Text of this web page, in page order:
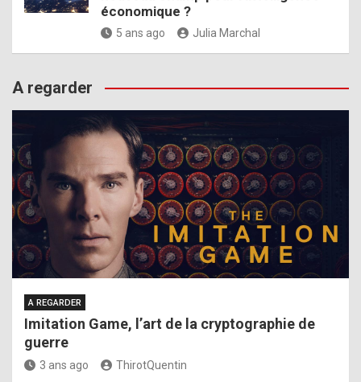
économique ?
5 ans ago Julia Marchal
A regarder
A REGARDER
Imitation Game, l’art de la cryptographie de
guerre
3 ans ago ThirotQuentin